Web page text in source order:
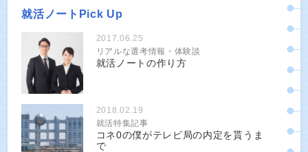
就活ノートPick Up
2017.06.25
リアルな選考情報・体験談
就活ノートの作り方
2018.02.19
就活特集記事
コネ0の僕がテレビ局の内定を貰うま
で